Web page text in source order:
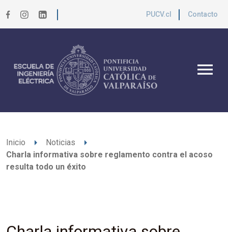
PUCV.cl Contacto
menu
Inicio arrow_right Noticias arrow_right
Charla informativa sobre reglamento contra el acoso
resulta todo un éxito